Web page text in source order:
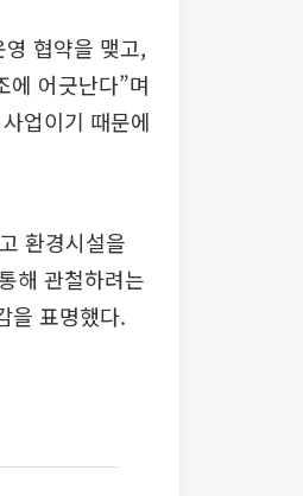
협약을 맺고,
어긋난다”며
업이기 때문에
환경시설을
해 관철하려는
을 표명했다.